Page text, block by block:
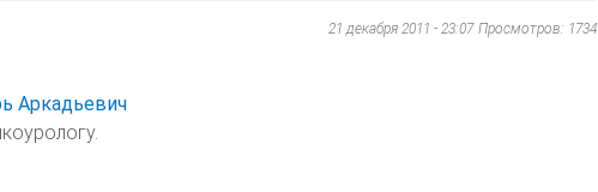
21 декабря 2011 - 23:07 Просмотров: 1734
Аркадьевич